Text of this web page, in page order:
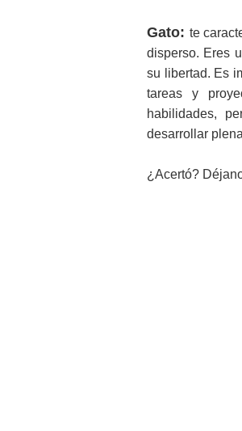
Gato: te
disperso. Eres
su libertad. Es
tareas y
habilidades,
desarrollar
¿Acertó?